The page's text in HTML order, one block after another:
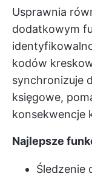
Usprawnia
dodatkowym
kodów
synchronizuje
księgowe,
konsekwencje
Najlepsze
Śledzenie